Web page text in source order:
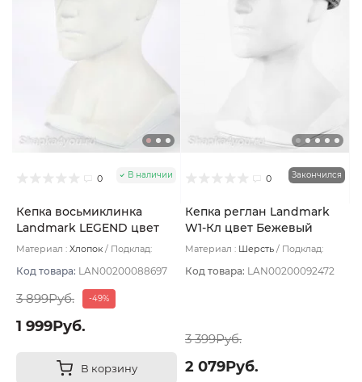
0 В наличии
Кепка восьмиклинка
Landmark LEGEND цвет
Черный размер 58
Материал : Хлопок
Подклад:
Код товара: LAN00200088697
3 899Руб. -49%
1 999Руб.
В корзину
0 Закончился
Кепка реглан Landmark
W1-Кл цвет Бежевый
размер 59
Материал : Шерсть
Подклад:
Код товара: LAN00200092472
3 399Руб.
2 079Руб.